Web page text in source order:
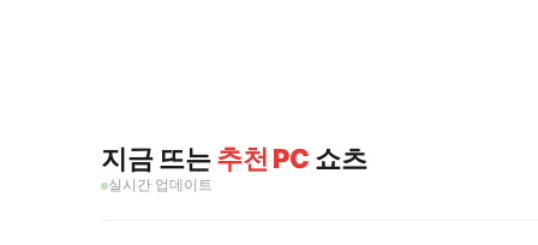
지금 뜨는추천 PC 쇼츠
실시간 업데이트